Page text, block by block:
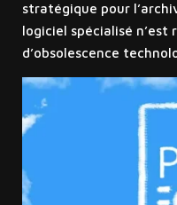
stratégique pour
logiciel spécialisé
d’obsolescence